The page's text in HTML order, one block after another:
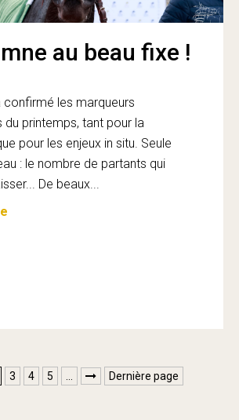
au beau fixe !
confirmé les marqueurs
du printemps, tant pour la
pour les enjeux in situ. Seule
: le nombre de partants qui
De beaux...
3 4 5  Dernière page